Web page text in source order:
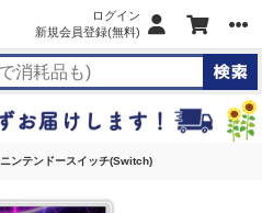
ログイン
新規会員登録(無料)
ニンテンドースイッチ(Switch)